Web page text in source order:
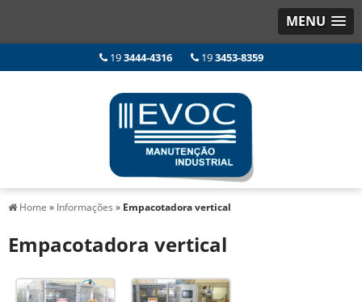
MENU
193444-4316 193453-8359
Home » Informações » Empacotadora vertical
Empacotadora vertical